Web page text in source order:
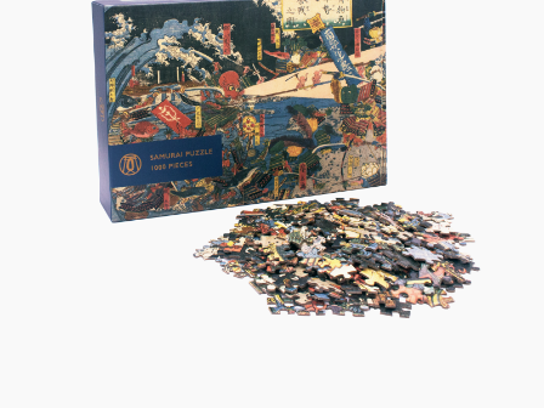
macht, sondern auch als dekoratives
Erinnerungsstück dienen kann.